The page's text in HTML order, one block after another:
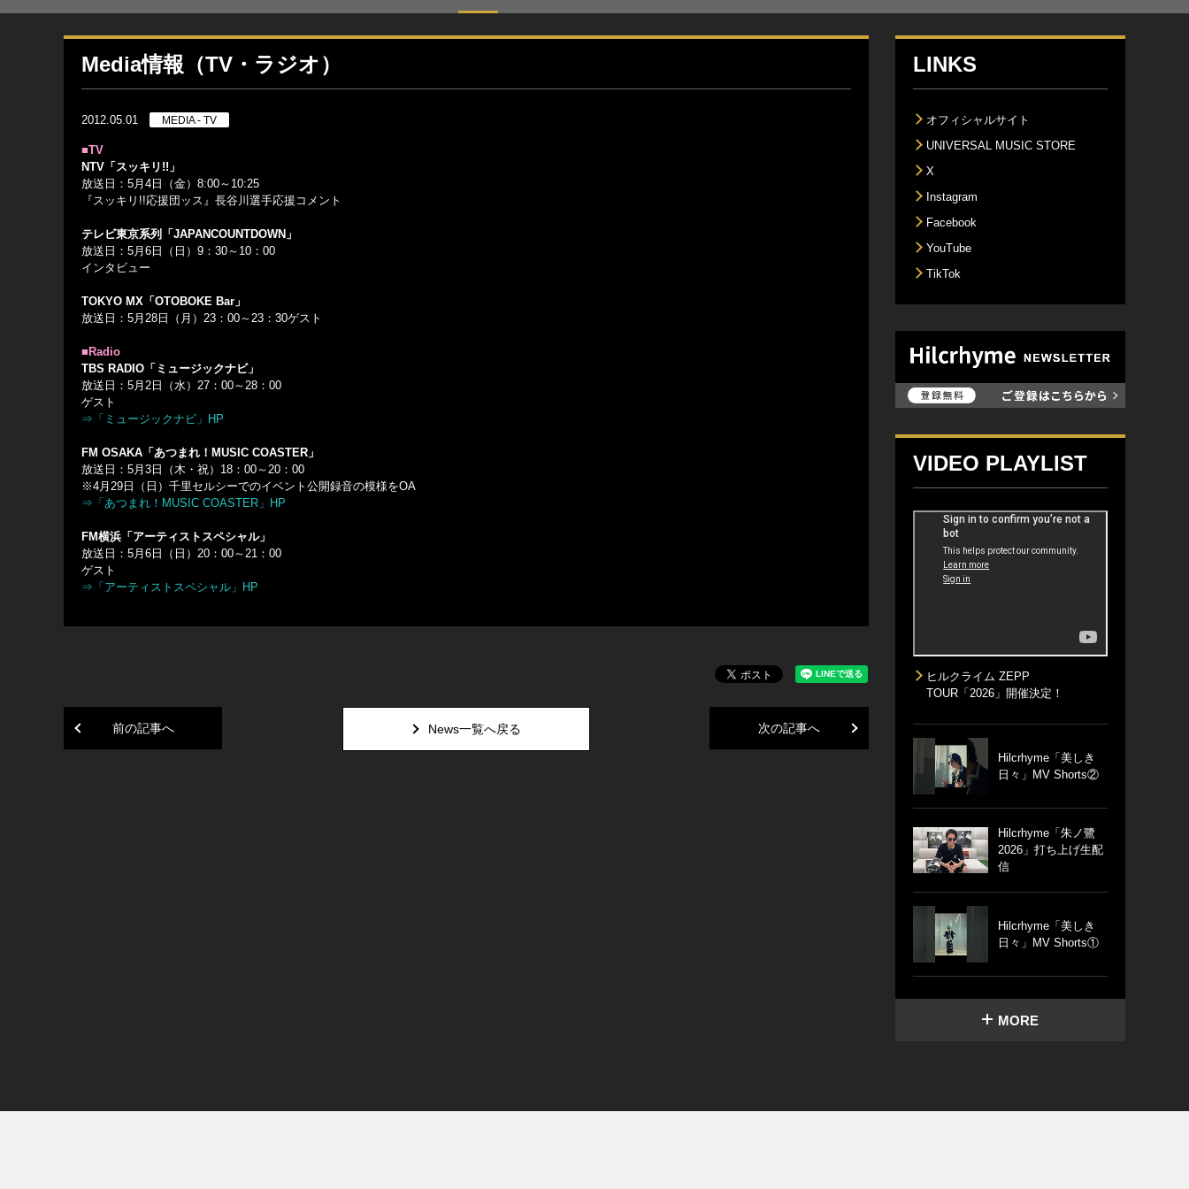
Media情報（TV・ラジオ）
2012.05.01 MEDIA - TV
■TV
NTV「スッキリ!!」
放送日：5月4日（金）8:00～10:25
『スッキリ!!応援団ッス』長谷川選手応援コメント
テレビ東京系列「JAPANCOUNTDOWN」
放送日：5月6日（日）9：30～10：00
インタビュー
TOKYO MX「OTOBOKE Bar」
放送日：5月28日（月）23：00～23：30ゲスト
■Radio
TBS RADIO「ミュージックナビ」
放送日：5月2日（水）27：00～28：00
ゲスト
⇒「ミュージックナビ」HP
FM OSAKA「あつまれ！MUSIC COASTER」
放送日：5月3日（木・祝）18：00～20：00
※4月29日（日）千里セルシーでのイベント公開録音の模様をOA
⇒「あつまれ！MUSIC COASTER」HP
FM横浜「アーティストスペシャル」
放送日：5月6日（日）20：00～21：00
ゲスト
⇒「アーティストスペシャル」HP
前の記事へ 次の記事へ
News一覧へ戻る
LINKS
オフィシャルサイト
UNIVERSAL MUSIC STORE
X
Instagram
Facebook
YouTube
TikTok
VIDEO PLAYLIST
ヒルクライム ZEPP
TOUR「2026」開催決定！
Hilcrhyme「美しき
日々」MV Shorts②
Hilcrhyme「朱ノ鷺
2026」打ち上げ生配
信
Hilcrhyme「美しき
日々」MV Shorts①
MORE